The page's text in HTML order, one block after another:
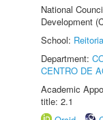
National
Development
School:
Department:
CENTRO DE
Academic
title: 2.1